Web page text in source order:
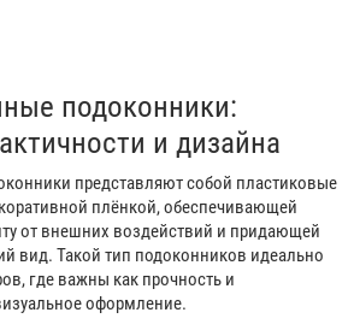
подоконники:
и дизайна
представляют собой пластиковые
плёнкой, обеспечивающей
от внешних воздействий и придающей
вид. Такой тип подоконников идеально
где важны как прочность и
оформление.